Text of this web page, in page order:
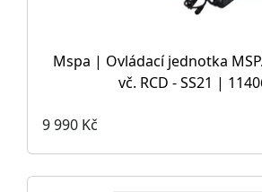
Mspa | Ovládací jednotka
vč. RCD - SS21 |
9 990 Kč